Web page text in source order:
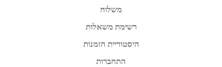
משלוח
רשימת משאלות
היסטוריית הזמנות
התחברות